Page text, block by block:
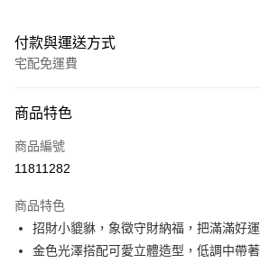
付款與運送方式
宅配免運費
全家線上支付
運送方式
本島宅配-活動商品
免運費
離島宅配-常溫商品
商品特色
商品編號
11811282
商品特色
招財小貔貅，象徵守財納福，把滿滿好
金色光澤搭配可愛立體造型，低調中帶